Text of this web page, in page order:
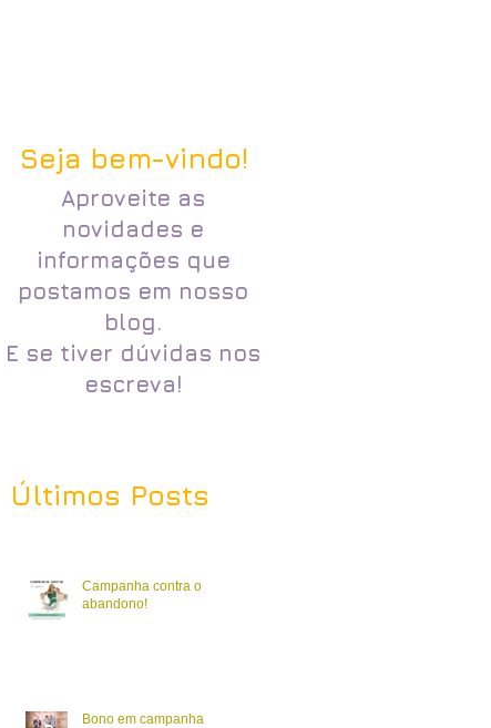
Seja bem-vindo!
Aproveite as
novidades e
informações que
postamos em nosso
blog.
E se tiver dúvidas nos
escreva!
Últimos Posts
Campanha contra o
abandono!
Bono em campanha